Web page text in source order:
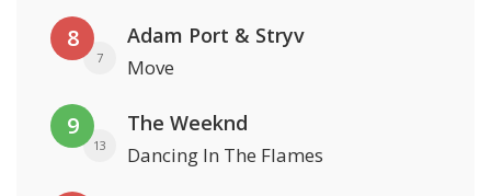
8
7
Adam Port & Stryv
Move
9
13
The Weeknd
Dancing In The Flames